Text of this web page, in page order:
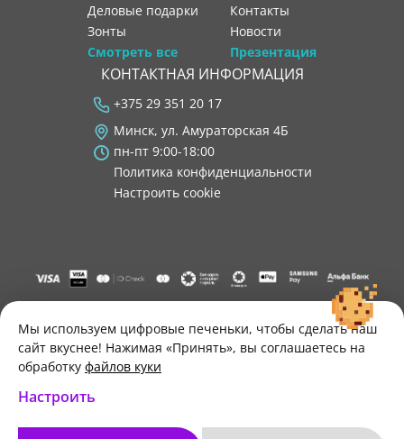
Деловые подарки
Зонты
Смотреть все
контакты
новости
Презентация
КОНТАКТНАЯ ИНФОРМАЦИЯ
+375 29 351 20 17
Минск, ул. Амураторская 4Б
пн-пт 9:00-18:00
Политика конфиденциальности
Настроить cookie
"ООО "Лигатура", УНП 193602931, Республика Беларусь, 220004,
г. Минск, ул. Амураторская, 4Б, цокольный этаж, помещение 3.
Р/с BY34 ALFA 3012 2B24 8200 1027 0000"
Свидетельство о государственной регистрации №193602931
выдано Минским горисполкомом 30.11.2021 г.
Мы используем цифровые печеньки, чтобы сделать наш
сайт вкуснее! Нажимая «Принять», вы соглашаетесь на
обработку файлов куки
Настроить